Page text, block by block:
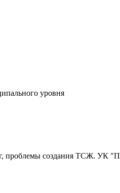
уровня
проблемы создания ТСЖ. УК